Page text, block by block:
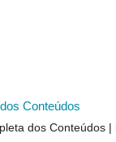
Conteúdos
dos Conteúdos